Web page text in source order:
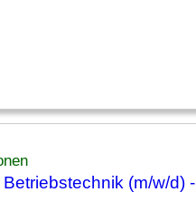
(m/w/d) -